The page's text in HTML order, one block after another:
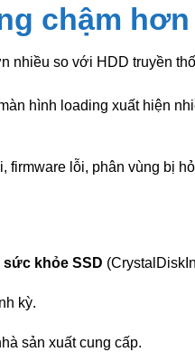
chậm
nhiều so với HDD truyền
hình loading xuất hiện
firmware lỗi, phân vùng bị
sức khỏe SSD
kỳ.
sản xuất cung cấp.